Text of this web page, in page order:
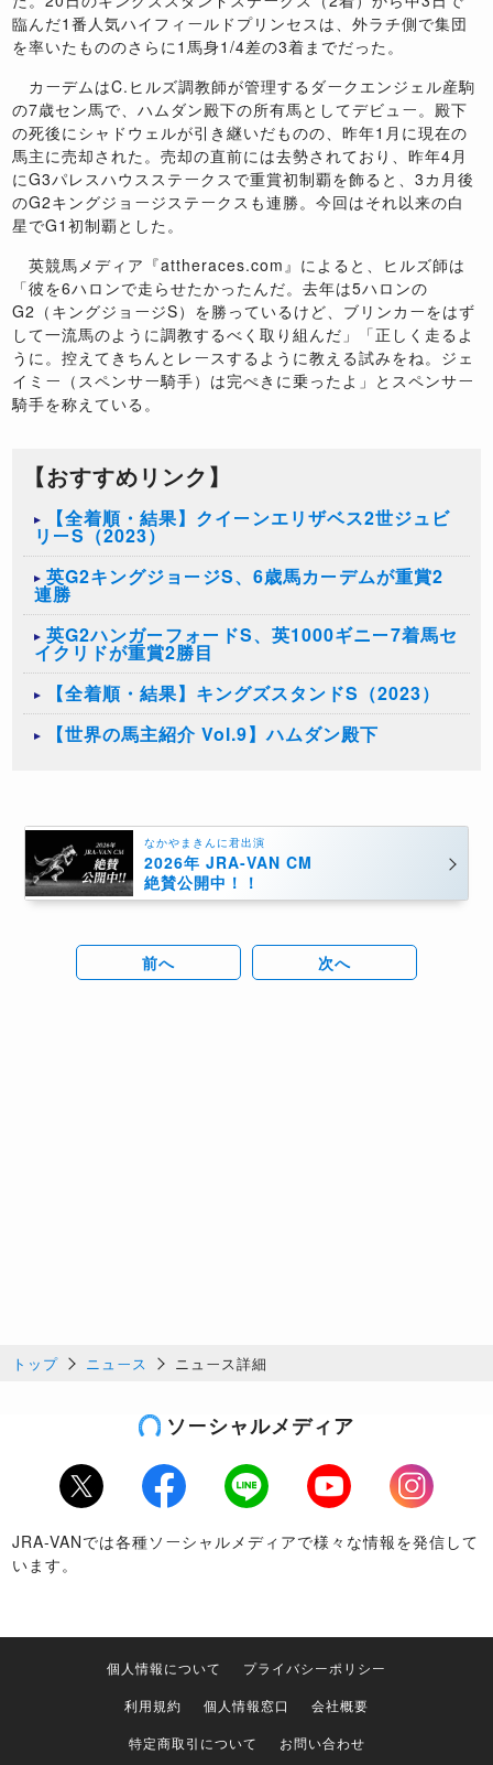
臨んだ1番人気ハイフィールドプリンセスは、外ラチ側で集団
を率いたもののさらに1馬身1/4差の3着までだった。
カーデムはC.ヒルズ調教師が管理するダークエンジェル産駒
の7歳セン馬で、ハムダン殿下の所有馬としてデビュー。殿下
の死後にシャドウェルが引き継いだものの、昨年1月に現在の
馬主に売却された。売却の直前には去勢されており、昨年4月
にG3パレスハウスステークスで重賞初制覇を飾ると、3カ月後
のG2キングジョージステークスも連勝。今回はそれ以来の白
星でG1初制覇とした。
英競馬メディア『attheraces.com』によると、ヒルズ師は
「彼を6ハロンで走らせたかったんだ。去年は5ハロンの
G2（キングジョージS）を勝っているけど、ブリンカーをはず
して一流馬のように調教するべく取り組んだ」「正しく走るよ
うに。控えてきちんとレースするように教える試みをね。ジェ
イミー（スペンサー騎手）は完ぺきに乗ったよ」とスペンサー
騎手を称えている。
【おすすめリンク】
【全着順・結果】クイーンエリザベス2世ジュビ
リーS（2023）
英G2キングジョージS、6歳馬カーデムが重賞2
連勝
英G2ハンガーフォードS、英1000ギニー7着馬セ
イクリドが重賞2勝目
【全着順・結果】キングズスタンドS（2023）
【世界の馬主紹介 Vol.9】ハムダン殿下
なかやまきんに君出演
2026年 JRA-VAN CM
絶賛公開中！！
前へ 次へ
トップ ニュース ニュース詳細
ソーシャルメディア
Twitter Facebook LINE Youtube
Instagram
JRA-VANでは各種ソーシャルメディアで様々な情報を発信して
います。
個人情報について
プライバシーポリシー
利用規約
個人情報窓口
会社概要
特定商取引について
お問い合わせ